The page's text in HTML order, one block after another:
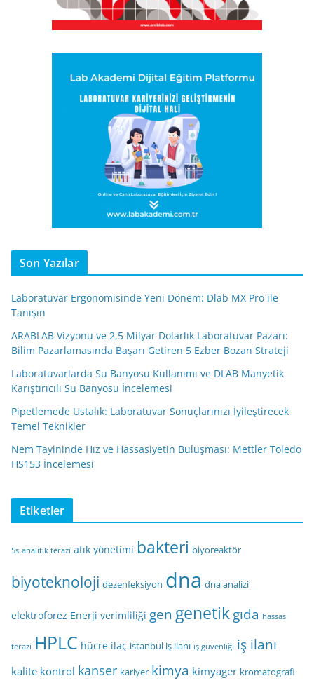
Son Yazılar
Laboratuvar Ergonomisinde Yeni Dönem: Dlab MX Pro ile
Tanışın
ARABLAB Vizyonu ve 2,5 Milyar Dolarlık Laboratuvar Pazarı:
Bilim Pazarlamasında Başarı Getiren 5 Ezber Bozan Strateji
Laboratuvarlarda Su Banyosu Kullanımı ve DLAB Manyetik
Karıştırıcılı Su Banyosu İncelemesi
Pipetlemede Ustalık: Laboratuvar Sonuçlarınızı İyileştirecek
Temel Teknikler
Nem Tayininde Hız ve Hassasiyetin Buluşması: Mettler Toledo
HS153 İncelemesi
Etiketler
5s analitik terazi atık yönetimi bakteri biyoreaktör
biyoteknoloji dezenfeksiyon dna dna analizi
elektroforez Enerji verimliliği gen genetikgıda hassas
terazi HPLC hücre ilaç istanbul iş ilanı iş güvenliği iş ilanı
kalite kontrol kanser kariyer kimya kimyager kromatografi